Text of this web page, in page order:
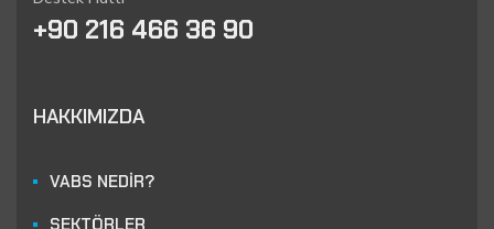
+90 216 466 36 90
HAKKIMIZDA
VABS NEDİR?
SEKTÖRLER